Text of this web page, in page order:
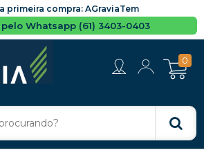
primeira compra: AGraviaTem
Whatsapp (61) 3403-0403
0